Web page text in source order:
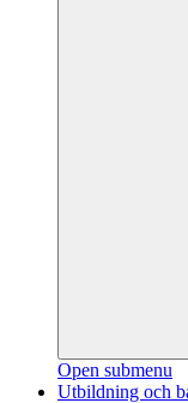
Open submenu
Utbildning och